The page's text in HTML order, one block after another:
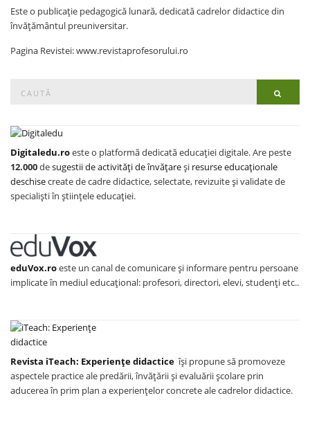
Este o publicație pedagogică lunară, dedicată cadrelor didactice din
învățământul preuniversitar.
Pagina Revistei: www.revistaprofesorului.ro
for:
Digitaledu.roeste o platformă dedicată educației digitale. Are peste
12.000desugestii de activități de învățareși resurse educaționale
deschisecreate de cadre didactice, selectate, revizuite și validate de
specialiști în științele educației.
eduVox.roeste un canal de comunicare și informare pentru persoane
implicate în mediul educațional: profesori, directori, elevi, studenți etc..
Revista iTeach: Experienţe didactice îşi propune să promoveze
aspectele practice ale predării, învăţării şi evaluării şcolare prin
aducerea în prim plan a experienţelor concrete ale cadrelor didactice.